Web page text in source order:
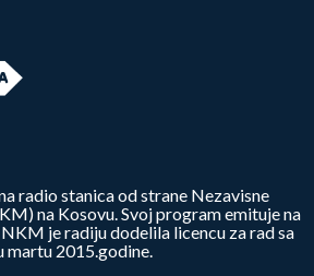
radio stanica od strane Nezavisne
na Kosovu. Svoj program emituje na
je radiju dodelila licencu za rad sa
martu 2015.godine.